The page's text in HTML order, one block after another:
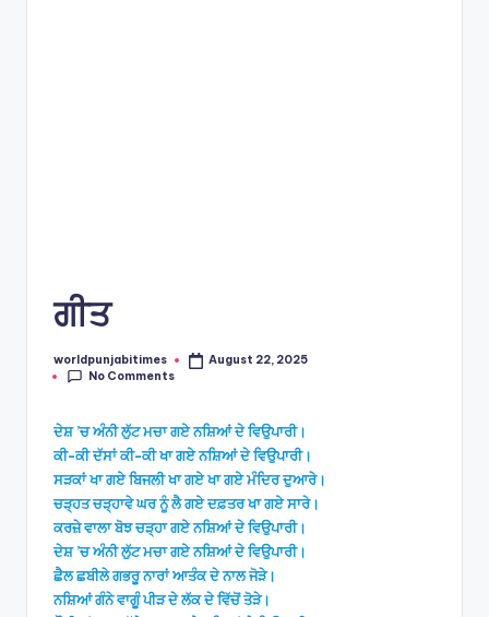
ਗੀਤ
Posted
by
worldpunjabitimes
August 22, 2025
No Comments
ਦੇਸ਼ ’ਚ ਅੰਨੀ ਲੁੱਟ ਮਚਾ ਗਏ ਨਸ਼ਿਆਂ ਦੇ ਵਿਉਪਾਰੀ।
ਕੀ-ਕੀ ਦੱਸਾਂ ਕੀ-ਕੀ ਖਾ ਗਏ ਨਸ਼ਿਆਂ ਦੇ ਵਿਉਪਾਰੀ।
ਸੜਕਾਂ ਖਾ ਗਏ ਬਿਜਲੀ ਖਾ ਗਏ ਖਾ ਗਏ ਮੰਦਿਰ ਦੁਆਰੇ।
ਚੜ੍ਹਤ ਚੜ੍ਹਾਵੇ ਘਰ ਨੂੰ ਲੈ ਗਏ ਦਫ਼ਤਰ ਖਾ ਗਏ ਸਾਰੇ।
ਕਰਜ਼ੇ ਵਾਲਾ ਬੋਝ ਚੜ੍ਹਾ ਗਏ ਨਸ਼ਿਆਂ ਦੇ ਵਿਉਪਾਰੀ।
ਦੇਸ਼ ’ਚ ਅੰਨੀ ਲੁੱਟ ਮਚਾ ਗਏ ਨਸ਼ਿਆਂ ਦੇ ਵਿਉਪਾਰੀ।
ਛੈਲ ਛਬੀਲੇ ਗਭਰੂ ਨਾਰਾਂ ਆਤੰਕ ਦੇ ਨਾਲ ਜੋੜੇ।
ਨਸ਼ਿਆਂ ਗੰਨੇ ਵਾਗੂੰ ਪੀੜ ਦੇ ਲੱਕ ਦੇ ਵਿੱਚੋਂ ਤੋੜੇ।